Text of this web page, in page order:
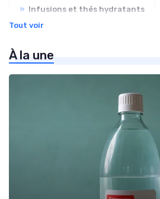
» Infusions et thés hydratants
» Accessoires (gourdes, filtres, etc.)
Tout voir
À la une